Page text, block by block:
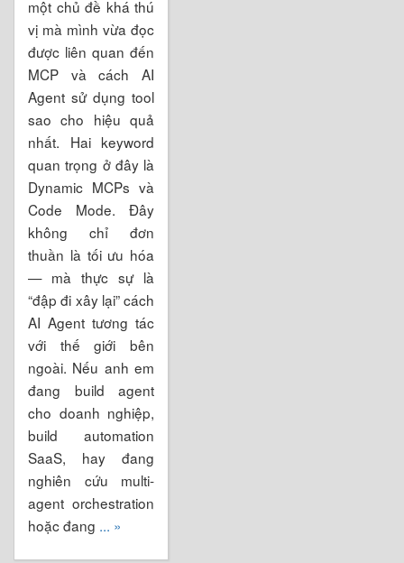
một chủ đề khá thú
vị mà mình vừa đọc
được liên quan đến
MCP và cách AI
Agent sử dụng tool
sao cho hiệu quả
nhất. Hai keyword
quan trọng ở đây là
Dynamic MCPs và
Code Mode. Đây
không chỉ đơn
thuần là tối ưu hóa
— mà thực sự là
“đập đi xây lại” cách
AI Agent tương tác
với thế giới bên
ngoài. Nếu anh em
đang build agent
cho doanh nghiệp,
build automation
SaaS, hay đang
nghiên cứu multi-
agent orchestration
hoặc đang ... »